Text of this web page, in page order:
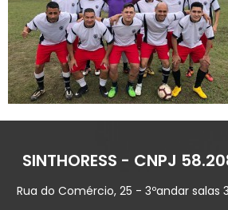
SINTHORESS - CNPJ
Rua do Comércio, 25 - 3ºandar salas